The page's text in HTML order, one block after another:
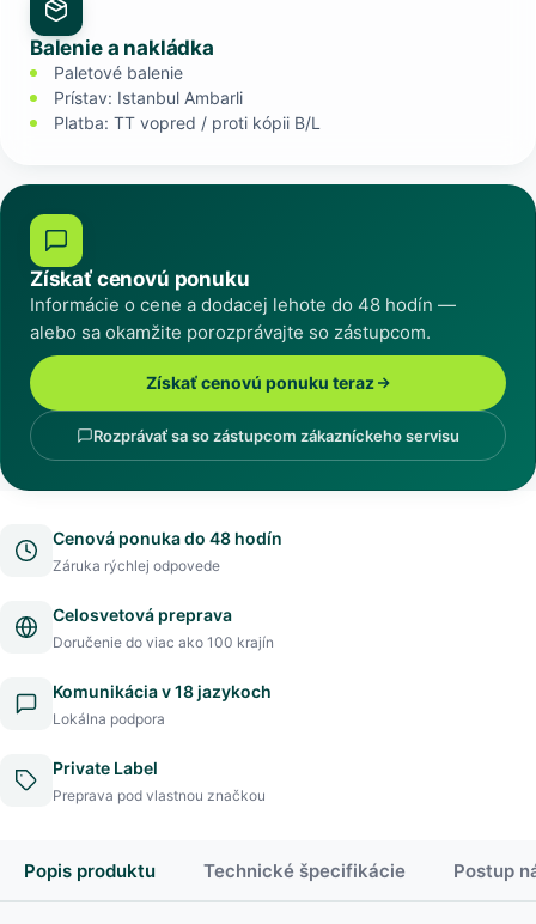
Balenie a nakládka
Paletové balenie
Prístav: Istanbul Ambarli
Platba: TT vopred / proti kópii B/L
Získať cenovú ponuku
Informácie o cene a dodacej lehote do 48 hodín —
alebo sa okamžite porozprávajte so zástupcom.
Získať cenovú ponuku teraz
Rozprávať sa so zástupcom zákazníckeho servisu
Cenová ponuka do 48 hodín
Záruka rýchlej odpovede
Celosvetová preprava
Doručenie do viac ako 100 krajín
Komunikácia v 18 jazykoch
Lokálna podpora
Private Label
Preprava pod vlastnou značkou
Popis produktu Technické špecifikácie Postup